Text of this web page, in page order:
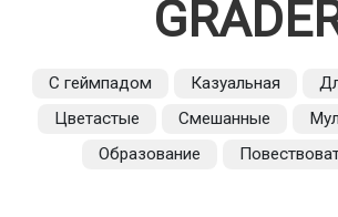
С геймпадом Казуальная
Цветастые
Смешанные
Образование